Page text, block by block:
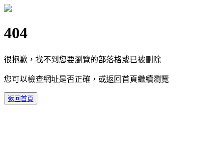
404
很抱歉，找不到您要瀏覽的部落格或已被刪除
您可以檢查網址是否正確，或返回首頁繼續瀏覽
返回首頁